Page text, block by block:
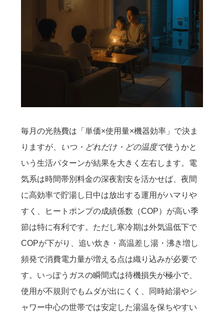
毎月の光熱費は「単価×使用量×機器効率」で決ま
りますが、
いつ・どれだけ・どの温度で使うかと
いう生活パターンが結果を大きく左右します。電
気系は時間帯別料金の深夜割安を活かせば、夜間
に高効率で貯湯し日中は放出する運用がハマりや
すく、ヒートポンプの成績係数（COP）が高い季
節は特に有利です。ただし寒冷期は外気温低下で
COPが下がり、追い炊き・高温差し湯・沸き増し
頻発で消費電力量が増える点は織り込みが必要で
す。いっぽうガスの瞬間式は待機損失が極小で、
使用が不規則でもムダが出にくく、同時給湯やシ
ャワー中心の世帯では安定した湯温を保ちやすい